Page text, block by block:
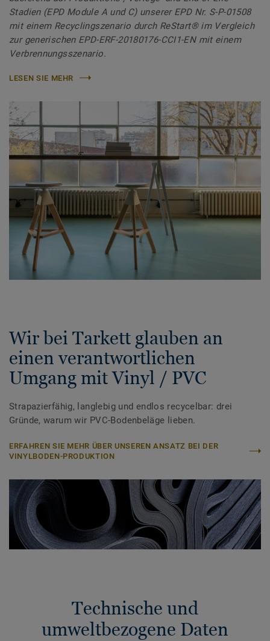
Stadien (EPD Module A und C) unserer EPD Nr. S-P-01508
mit einem Recyclingszenario durch ReStart® im Vergleich
zur generischen EPD-ERF-20180176-CCI1-EN mit einem
Verbrennungsszenario.
LESEN SIE MEHR
Wir bei Tarkett glauben an
einen verantwortlichen
Umgang mit Vinyl / PVC
Strapazierfähig, langlebig und endlos recycelbar: drei
Gründe, warum wir PVC-Bodenbeläge lieben.
ERFAHREN SIE MEHR ÜBER UNSEREN ANSATZ BEI DER
VINYLBODEN-PRODUKTION
Technische und
umweltbezogene Daten